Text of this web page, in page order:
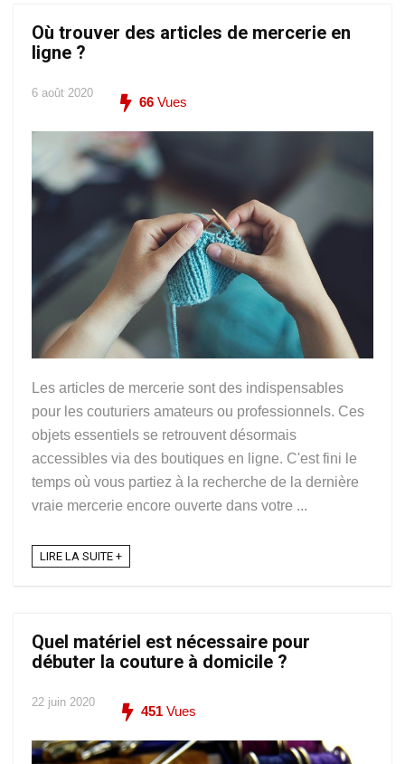
Où trouver des articles de mercerie en
ligne ?
6 août 2020
66 Vues
Les articles de mercerie sont des indispensables
pour les couturiers amateurs ou professionnels. Ces
objets essentiels se retrouvent désormais
accessibles via des boutiques en ligne. C'est fini le
temps où vous partiez à la recherche de la dernière
vraie mercerie encore ouverte dans votre ...
LIRE LA SUITE +
Quel matériel est nécessaire pour
débuter la couture à domicile ?
22 juin 2020
451 Vues